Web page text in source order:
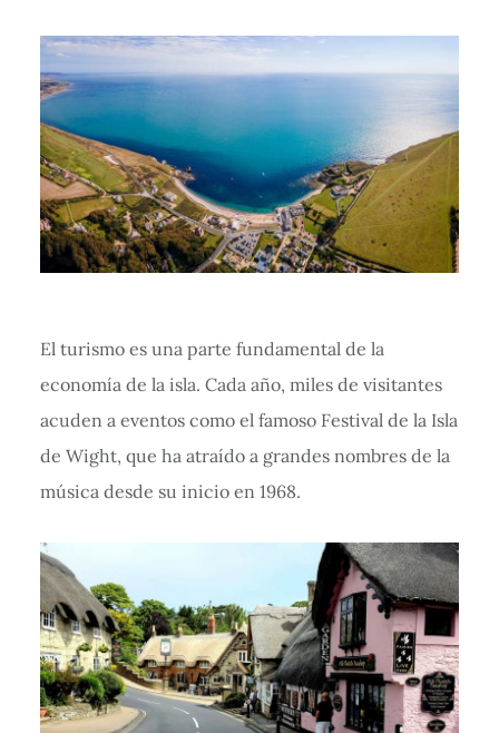
El turismo es una parte fundamental de la
economía de la isla. Cada año, miles de visitantes
acuden a eventos como el famoso Festival de la Isla
de Wight, que ha atraído a grandes nombres de la
música desde su inicio en 1968.